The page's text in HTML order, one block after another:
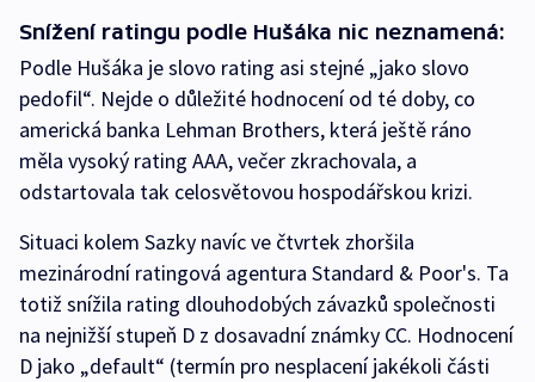
Snížení ratingu podle Hušáka nic neznamená:
Podle Hušáka je slovo rating asi stejné „jako slovo
pedofil“. Nejde o důležité hodnocení od té doby, co
americká banka Lehman Brothers, která ještě ráno
měla vysoký rating AAA, večer zkrachovala, a
odstartovala tak celosvětovou hospodářskou krizi.
Situaci kolem Sazky navíc ve čtvrtek zhoršila
mezinárodní ratingová agentura Standard & Poor's. Ta
totiž snížila rating dlouhodobých závazků společnosti
na nejnižší stupeň D z dosavadní známky CC. Hodnocení
D jako „default“ (termín pro nesplacení jakékoli části